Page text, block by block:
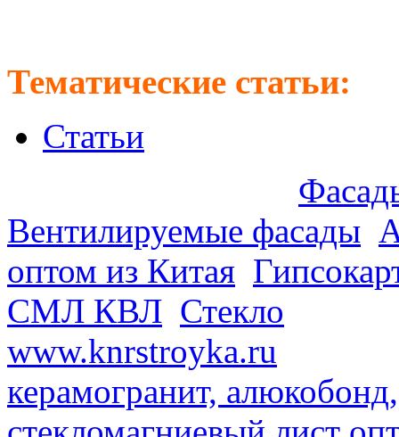
Тематические статьи:
Статьи
Вентилируемые фасады
оптом из Китая
СМЛ КВЛ Стекло
www.knrstroyka.ru
керамогранит,